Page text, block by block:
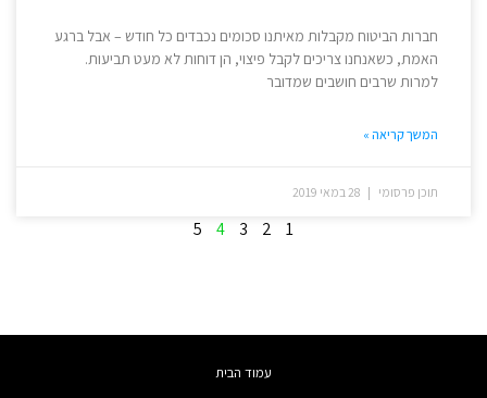
חברות הביטוח מקבלות מאיתנו סכומים נכבדים כל חודש – אבל ברגע
האמת, כשאנחנו צריכים לקבל פיצוי, הן דוחות לא מעט תביעות.
למרות שרבים חושבים שמדובר
המשך קריאה »
תוכן פרסומי
1
2
3
4
5
עמוד הבית